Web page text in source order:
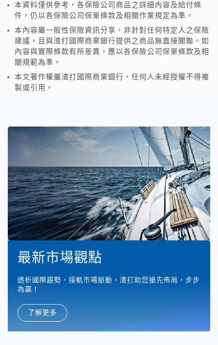
本資料僅供參考，各保險公司商品之詳細內容及給付條
件，仍以各保險公司保單條款及相關作業規定為準。
本內容屬一般性保險資訊分享，非針對任何特定人之保險
建議，且與渣打國際商業銀行提供之商品無直接關聯。如
內容與實際條款有所差異，應以各保險公司保單條款及相
關規範為準。
本文著作權屬渣打國際商業銀行，任何人未經授權不得複
製或引用。
最新市場觀點
透析國際趨勢，接軌市場脈動，渣打助您搶先佈局，步步
為贏！
了解更多